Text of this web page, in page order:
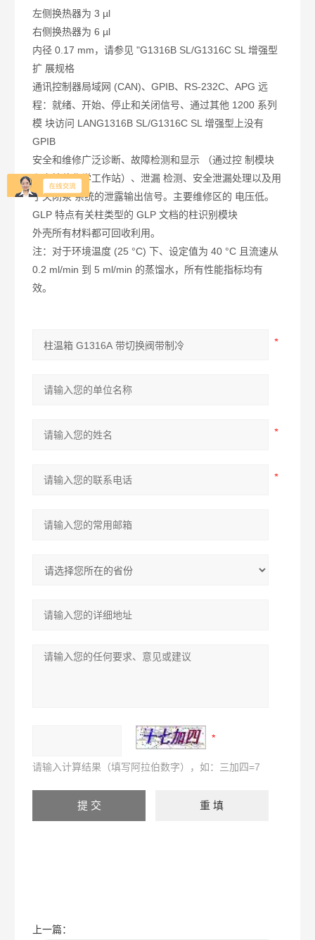
左侧换热器为 3 µl
右侧换热器为 6 µl
内径 0.17 mm，请参见 "G1316B SL/G1316C SL 增强型
扩 展规格
通讯控制器局域网 (CAN)、GPIB、RS-232C、APG 远
程：就绪、开始、停止和关闭信号、通过其他 1200 系列
模 块访问 LANG1316B SL/G1316C SL 增强型上没有
GPIB
安全和维修广泛诊断、故障检测和显示 （通过控 制模块
和安捷伦化学工作站）、泄漏 检测、安全泄漏处理以及用
于关闭泵 系统的泄露输出信号。主要维修区的 电压低。
GLP 特点有关柱类型的 GLP 文档的柱识别模块
外壳所有材料都可回收利用。
注：对于环境温度 (25 °C) 下、设定值为 40 °C 且流速从
0.2 ml/min 到 5 ml/min 的蒸馏水，所有性能指标均有
效。
请输入计算结果（填写阿拉伯数字），如：三加四=7
上一篇：